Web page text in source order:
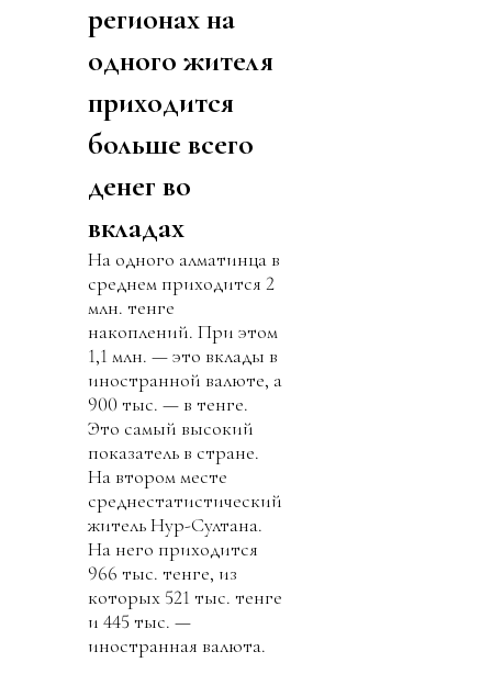
регионах на
одного жителя
приходится
больше всего
денег во
вкладах
На одного алматинца в
среднем приходится 2
млн. тенге
накоплений. При этом
1,1 млн. — это вклады в
иностранной валюте, а
900 тыс. — в тенге.
Это самый высокий
показатель в стране.
На втором месте
среднестатистический
житель Нур-Султана.
На него приходится
966 тыс. тенге, из
которых 521 тыс. тенге
и 445 тыс. —
иностранная валюта.